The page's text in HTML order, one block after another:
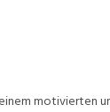
motivierten